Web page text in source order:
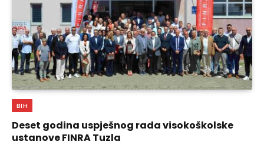
BIH
Deset godina uspješnog rada visokoškolske
ustanove FINRA Tuzla